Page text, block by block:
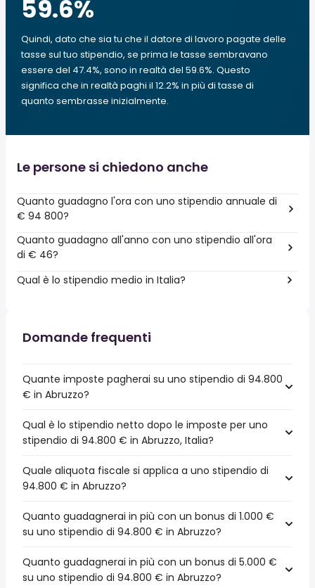
59.6%
Quindi, dato che sia tu che il datore di lavoro pagate delle
tasse sul tuo stipendio, se prima le tasse sembravano
essere del 47.4%, sono in realtà del 59.6%. Questo
significa che in realtà paghi il 12.2% in più di tasse di
quanto sembrasse inizialmente.
Le persone si chiedono anche
Quanto guadagno l'ora con uno stipendio annuale di
€ 94 800?
Quanto guadagno all'anno con uno stipendio all'ora
di € 46?
Qual è lo stipendio medio in Italia?
Domande frequenti
Quante imposte pagherai su uno stipendio di 94.800
€ in Abruzzo?
Qual è lo stipendio netto dopo le imposte per uno
stipendio di 94.800 € in Abruzzo, Italia?
Quale aliquota fiscale si applica a uno stipendio di
94.800 € in Abruzzo?
Quanto guadagnerai in più con un bonus di 1.000 €
su uno stipendio di 94.800 € in Abruzzo?
Quanto guadagnerai in più con un bonus di 5.000 €
su uno stipendio di 94.800 € in Abruzzo?